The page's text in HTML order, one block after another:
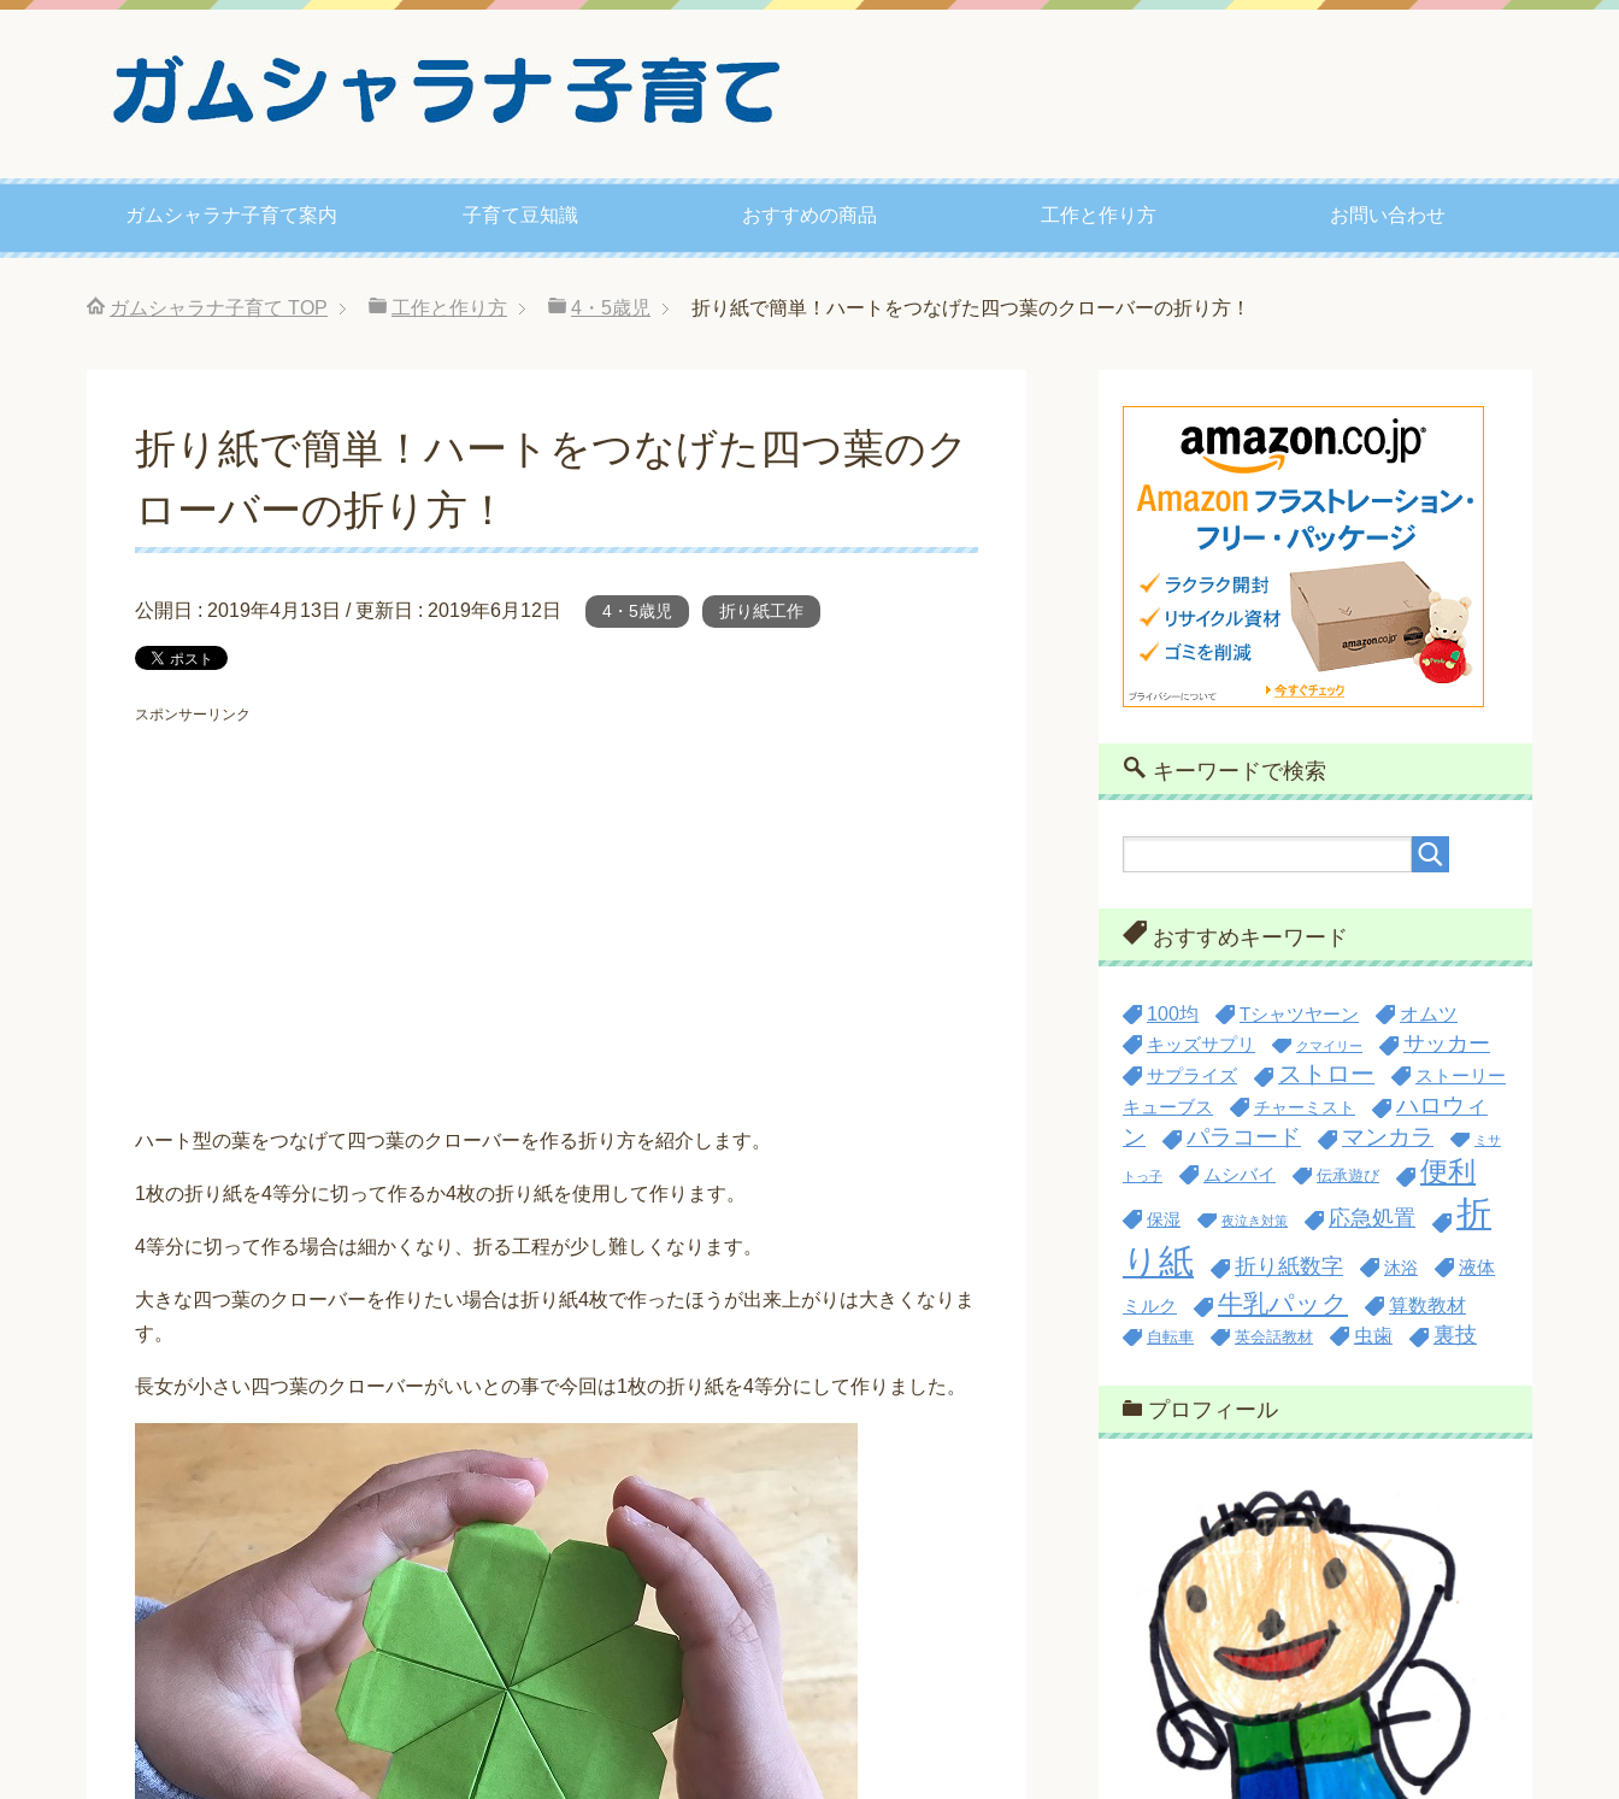
ガムシャラナ子育て案内 子育て豆知識 おすすめの商品 工作と作り方 お問い合わせ
ガムシャラナ子育て TOP 工作と作り方 4・5歳児 折り紙で簡単！ハートをつなげた四つ葉のクローバーの折り方！
折り紙で簡単！ハートをつなげた四つ葉のク
ローバーの折り方！
公開日 : 2019年4月13日 / 更新日 : 2019年6月12日 4・5歳児 折り紙工作
スポンサーリンク
ハート型の葉をつなげて四つ葉のクローバーを作る折り方を紹介します。
1枚の折り紙を4等分に切って作るか4枚の折り紙を使用して作ります。
4等分に切って作る場合は細かくなり、折る工程が少し難しくなります。
大きな四つ葉のクローバーを作りたい場合は折り紙4枚で作ったほうが出来上がりは大きくなりま
す。
長女が小さい四つ葉のクローバーがいいとの事で今回は1枚の折り紙を4等分にして作りました。
キーワードで検索
おすすめキーワード
100均 Tシャツヤーン オムツ
キッズサプリ クマイリー サッカー
サプライズ ストロー
ストーリー
キューブス
チャーミスト
ハロウィ
ン
パラコード マンカラ ミサ
トっ子 ムシバイ 伝承遊び 便利
保湿 夜泣き対策 応急処置
折
り紙
折り紙数字 沐浴
液体
ミルク
牛乳パック 算数教材
自転車 英会話教材 虫歯 裏技
プロフィール